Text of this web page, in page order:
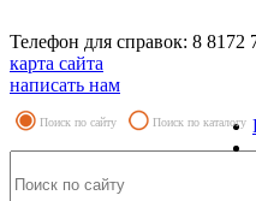
Телефон для справок: 8
карта сайта
написать нам
Поиск по сайту Поиск по каталогу